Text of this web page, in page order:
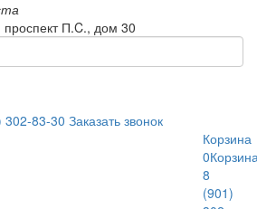
П.C., дом 30
302-83-30 Заказать звонок
Корзина
0
8
(901)